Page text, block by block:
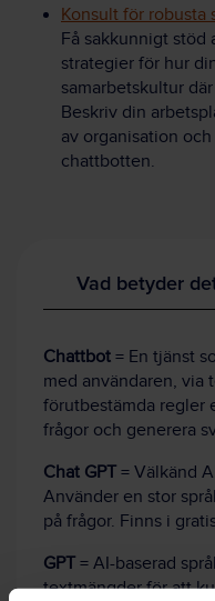
Konsult för robusta
Få sakkunnigt stöd
strategier för hur
samarbetskultur
Beskriv din
av organisation
chattbotten.
Vad betyder
Chattbot = En tjänst
med användaren, via
förutbestämda regler
frågor och generera
Chat GPT = Välkänd
Använder en stor
på frågor. Finns i
GPT = AI-baserad
textmängder för att